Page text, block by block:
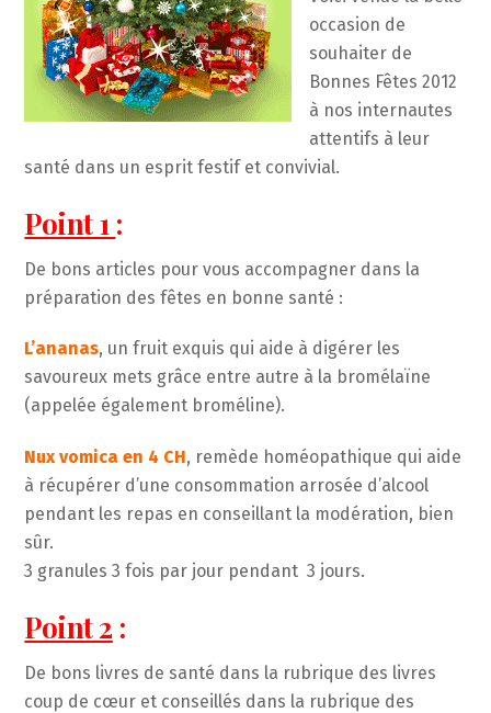
occasion de
souhaiter de
Bonnes Fêtes 2012
à nos internautes
attentifs à leur
santé dans un esprit festif et convivial.
Point 1 :
De bons articles pour vous accompagner dans la
préparation des fêtes en bonne santé :
L’ananas, un fruit exquis qui aide à digérer les
savoureux mets grâce entre autre à la bromélaïne
(appelée également broméline).
Nux vomica en 4 CH, remède homéopathique qui aide
à récupérer d’une consommation arrosée d’alcool
pendant les repas en conseillant la modération, bien
sûr.
3 granules 3 fois par jour pendant 3 jours.
Point 2 :
De bons livres de santé dans la rubrique des livres
coup de cœur et conseillés dans la rubrique des